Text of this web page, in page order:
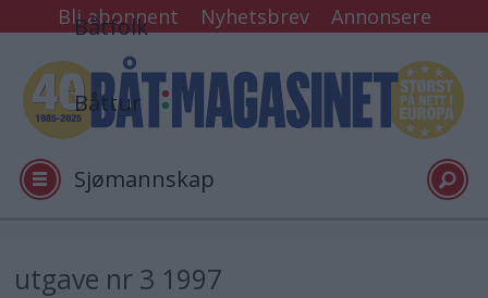
Bli abonnent Nyhetsbrev Annonsere
Båtfolk
Båttur
Sjømannskap
utgave nr 3 1997